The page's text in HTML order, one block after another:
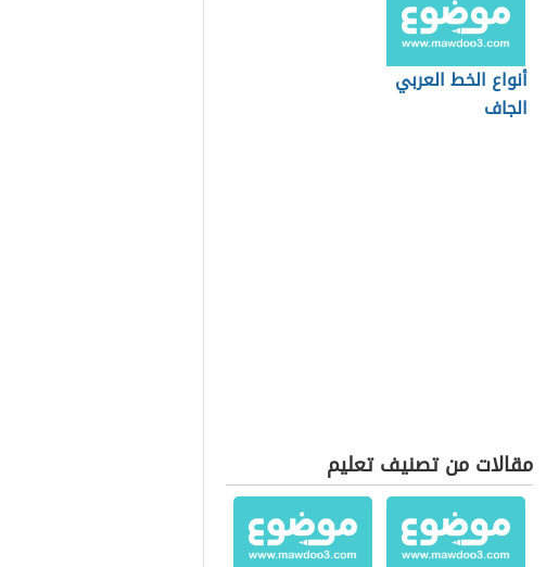
أنواع الخط العربي
الجاف
مقالات من تصنيف تعليم